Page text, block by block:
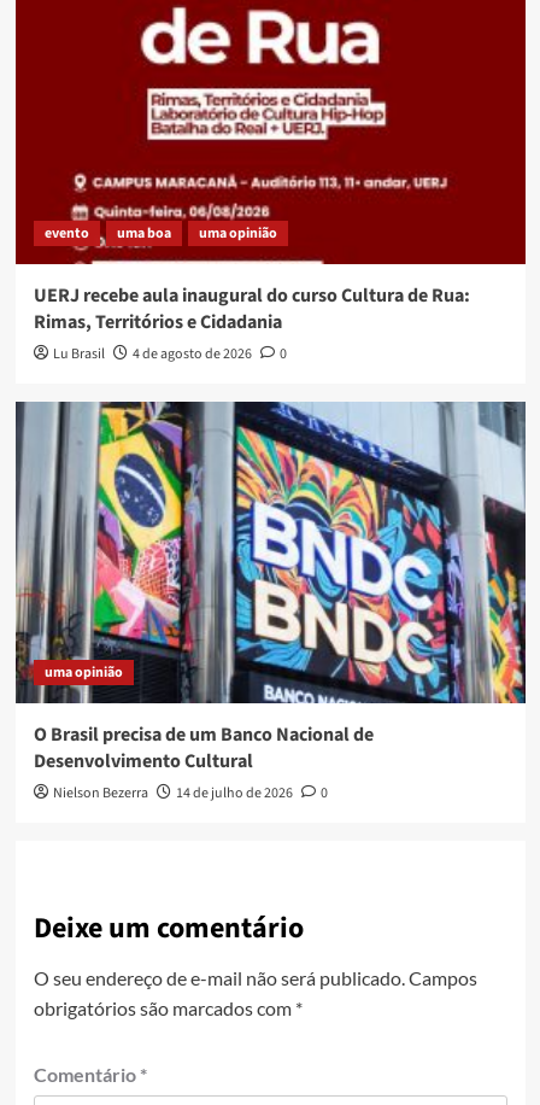
evento uma boa uma opinião
UERJ recebe aula inaugural do curso Cultura de Rua:
Rimas, Territórios e Cidadania
Lu Brasil 4 de agosto de 2026 0
uma opinião
O Brasil precisa de um Banco Nacional de
Desenvolvimento Cultural
Nielson Bezerra 14 de julho de 2026 0
Deixe um comentário
O seu endereço de e-mail não será publicado.Campos
obrigatórios são marcados com *
Comentário *